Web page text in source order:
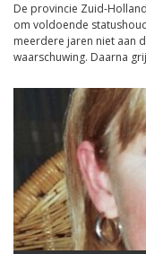
De provincie Zuid-
om voldoende
meerdere jaren niet aan
waarschuwing. Daarna